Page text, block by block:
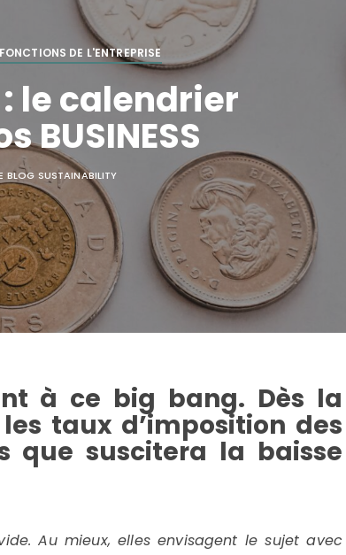
DE L'ENTREPRISE
le calendrier
BUSINESS
BLOG SUSTAINABILITY
à ce big bang. Dès la
taux d’imposition des
que suscitera la baisse
Au mieux, elles envisagent le sujet avec